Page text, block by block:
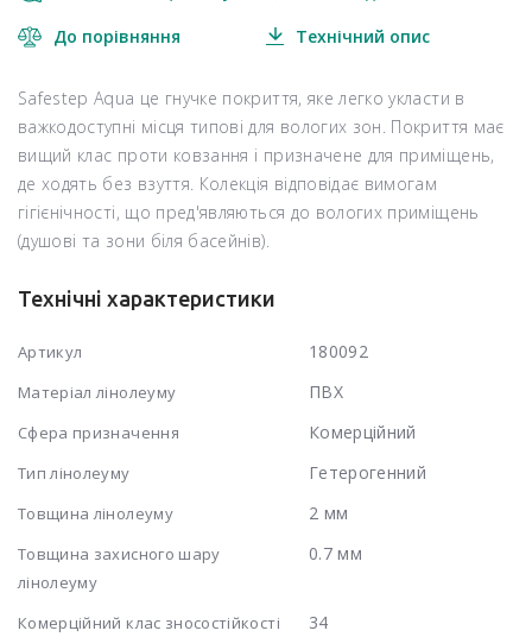
До порівняння Технічний опис
Safestep Aqua це гнучке покриття, яке легко укласти в
важкодоступні місця типові для вологих зон. Покриття має
вищий клас проти ковзання і призначене для приміщень,
де ходять без взуття. Колекція відповідає вимогам
гігієнічності, що пред'являються до вологих приміщень
(душові та зони біля басейнів).
Технічні характеристики
Артикул 180092
Матеріал лінолеуму ПВХ
Сфера призначення Комерційний
Тип лінолеуму Гетерогенний
Товщина лінолеуму 2 мм
Товщина захисного шару
лінолеуму
0.7 мм
Комерційний клас зносостійкості
34